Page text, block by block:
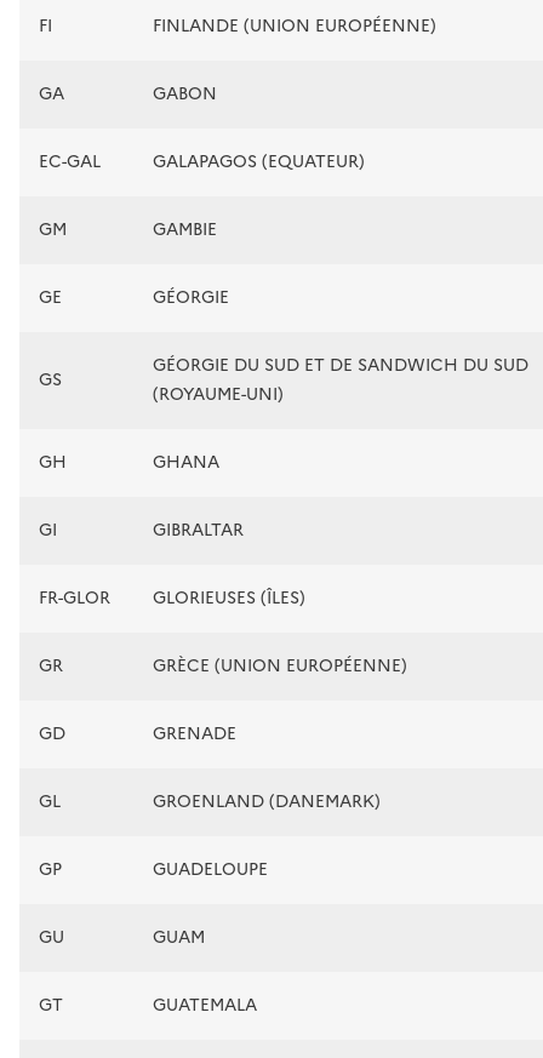
FI FINLANDE (UNION EUROPÉENNE)
GA GABON
EC-GAL GALAPAGOS (EQUATEUR)
GM GAMBIE
GE GÉORGIE
GS
GÉORGIE DU SUD ET DE SANDWICH DU SUD
(ROYAUME-UNI)
GH GHANA
GI GIBRALTAR
FR-GLOR GLORIEUSES (ÎLES)
GR GRÈCE (UNION EUROPÉENNE)
GD GRENADE
GL GROENLAND (DANEMARK)
GP GUADELOUPE
GU GUAM
GT GUATEMALA